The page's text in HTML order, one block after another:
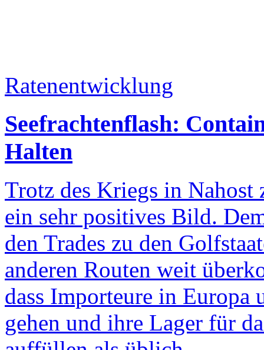
Ratenentwicklung
Seefrachtenflash:
Halten
Trotz des Kriegs in Nahost
ein sehr positives Bild.
den Trades zu den
anderen Routen weit
dass Importeure in Europa
gehen und ihre Lager für